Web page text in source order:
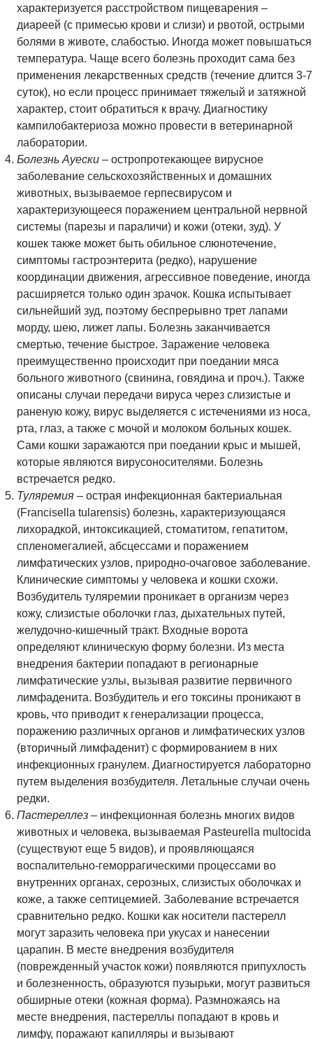
характеризуется расстройством пищеварения –
диареей (с примесью крови и слизи) и рвотой, острыми
болями в животе, слабостью. Иногда может повышаться
температура. Чаще всего болезнь проходит сама без
применения лекарственных средств (течение длится 3-7
суток), но если процесс принимает тяжелый и затяжной
характер, стоит обратиться к врачу. Диагностику
кампилобактериоза можно провести в ветеринарной
лаборатории.
Болезнь Ауески – остропротекающее вирусное
заболевание сельскохозяйственных и домашних
животных, вызываемое герпесвирусом и
характеризующееся поражением центральной нервной
системы (парезы и параличи) и кожи (отеки, зуд). У
кошек также может быть обильное слюнотечение,
симптомы гастроэнтерита (редко), нарушение
координации движения, агрессивное поведение, иногда
расширяется только один зрачок. Кошка испытывает
сильнейший зуд, поэтому беспрерывно трет лапами
морду, шею, лижет лапы. Болезнь заканчивается
смертью, течение быстрое. Заражение человека
преимущественно происходит при поедании мяса
больного животного (свинина, говядина и проч.). Также
описаны случаи передачи вируса через слизистые и
раненую кожу, вирус выделяется с истечениями из носа,
рта, глаз, а также с мочой и молоком больных кошек.
Сами кошки заражаются при поедании крыс и мышей,
которые являются вирусоносителями. Болезнь
встречается редко.
Туляремия – острая инфекционная бактериальная
(Francisella tularensis) болезнь, характеризующаяся
лихорадкой, интоксикацией, стоматитом, гепатитом,
спленомегалией, абсцессами и поражением
лимфатических узлов, природно-очаговое заболевание.
Клинические симптомы у человека и кошки схожи.
Возбудитель туляремии проникает в организм через
кожу, слизистые оболочки глаз, дыхательных путей,
желудочно-кишечный тракт. Входные ворота
определяют клиническую форму болезни. Из места
внедрения бактерии попадают в регионарные
лимфатические узлы, вызывая развитие первичного
лимфаденита. Возбудитель и его токсины проникают в
кровь, что приводит к генерализации процесса,
поражению различных органов и лимфатических узлов
(вторичный лимфаденит) с формированием в них
инфекционных гранулем. Диагностируется лабораторно
путем выделения возбудителя. Летальные случаи очень
редки.
Пастереллез – инфекционная болезнь многих видов
животных и человека, вызываемая Pasteurella multocida
(существуют еще 5 видов), и проявляющаяся
воспалительно-геморрагическими процессами во
внутренних органах, серозных, слизистых оболочках и
коже, а также септицемией. Заболевание встречается
сравнительно редко. Кошки как носители пастерелл
могут заразить человека при укусах и нанесении
царапин. В месте внедрения возбудителя
(поврежденный участок кожи) появляются припухлость
и болезненность, образуются пузырьки, могут развиться
обширные отеки (кожная форма). Размножаясь на
месте внедрения, пастереллы попадают в кровь и
лимфу, поражают капилляры и вызывают